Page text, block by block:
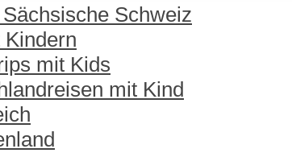
Schweiz
Kindern
mit Kids
mit Kind